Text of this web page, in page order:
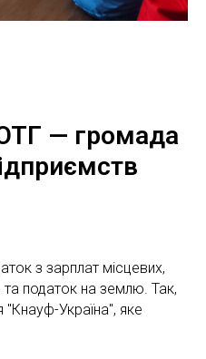
— громада
з зарплат місцевих,
та податок на землю. Так,
"Кнауф-Україна", яке